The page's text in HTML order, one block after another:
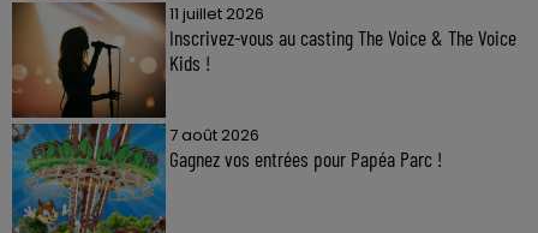
11 juillet 2026
Inscrivez-vous au casting The Voice & The Voice
Kids !
7 août 2026
Gagnez vos entrées pour Papéa Parc !